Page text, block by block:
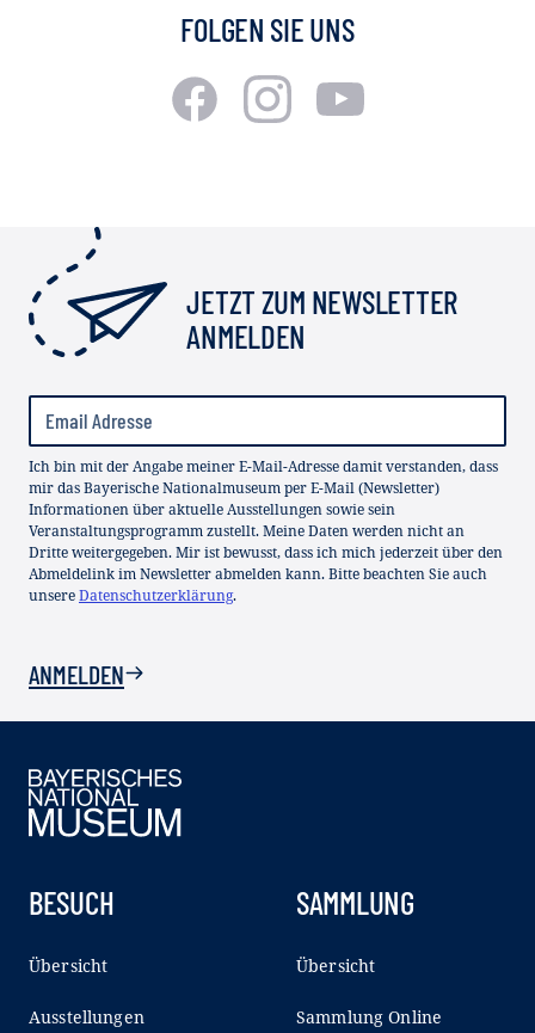
FOLGEN SIE UNS
JETZT ZUM NEWSLETTER
ANMELDEN
Ich bin mit der Angabe meiner E-Mail-Adresse damit verstanden, dass
mir das Bayerische Nationalmuseum per E-Mail (Newsletter)
Informationen über aktuelle Ausstellungen sowie sein
Veranstaltungsprogramm zustellt. Meine Daten werden nicht an
Dritte weitergegeben. Mir ist bewusst, dass ich mich jederzeit über den
Abmeldelink im Newsletter abmelden kann. Bitte beachten Sie auch
unsereDatenschutzerklärung.
ANMELDEN
BESUCH
Übersicht
Ausstellungen
SAMMLUNG
Übersicht
Sammlung Online